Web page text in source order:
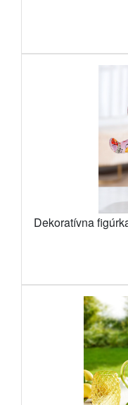
Dekoratívna